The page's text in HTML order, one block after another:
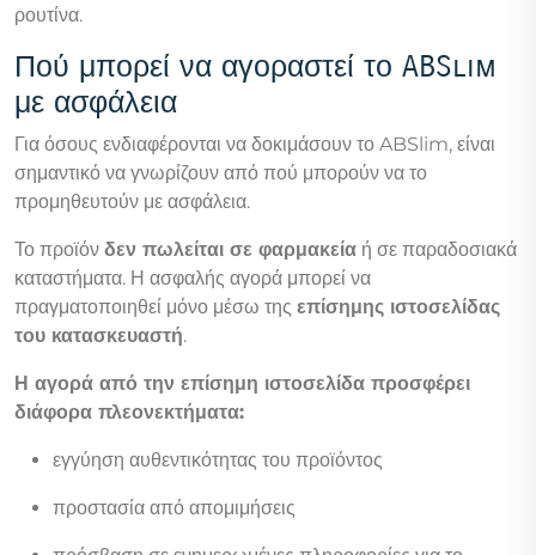
ρουτίνα.
Πού μπορεί να αγοραστεί το ABSlim
με ασφάλεια
Για όσους ενδιαφέρονται να δοκιμάσουν το ABSlim, είναι
σημαντικό να γνωρίζουν από πού μπορούν να το
προμηθευτούν με ασφάλεια.
Το προϊόν δεν πωλείται σε φαρμακεία ή σε παραδοσιακά
καταστήματα. Η ασφαλής αγορά μπορεί να
πραγματοποιηθεί μόνο μέσω της επίσημης ιστοσελίδας
του κατασκευαστή.
Η αγορά από την επίσημη ιστοσελίδα προσφέρει
διάφορα πλεονεκτήματα:
εγγύηση αυθεντικότητας του προϊόντος
προστασία από απομιμήσεις